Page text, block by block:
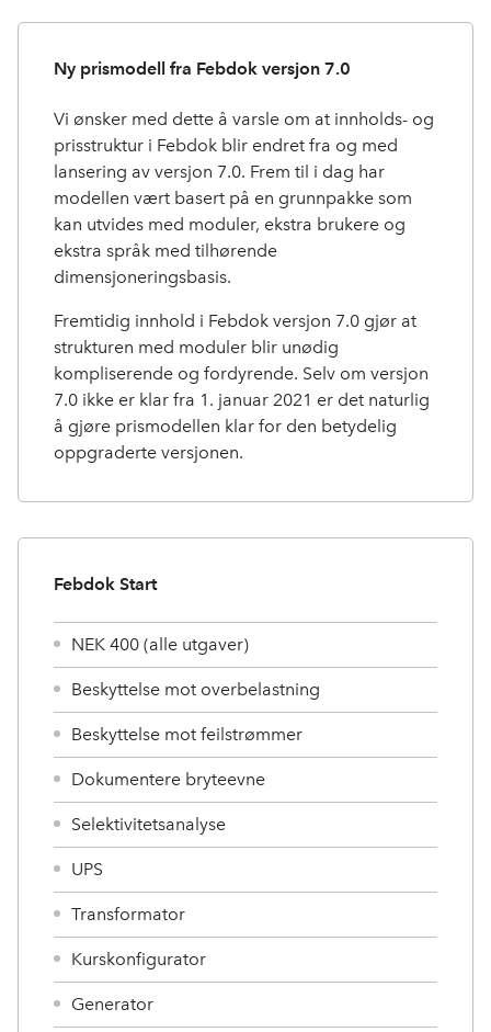
Ny prismodell fra Febdok versjon 7.0
Vi ønsker med dette å varsle om at innholds- og
prisstruktur i Febdok blir endret fra og med
lansering av versjon 7.0. Frem til i dag har
modellen vært basert på en grunnpakke som
kan utvides med moduler, ekstra brukere og
ekstra språk med tilhørende
dimensjoneringsbasis.
Fremtidig innhold i Febdok versjon 7.0 gjør at
strukturen med moduler blir unødig
kompliserende og fordyrende. Selv om versjon
7.0 ikke er klar fra 1. januar 2021 er det naturlig
å gjøre prismodellen klar for den betydelig
oppgraderte versjonen.
Febdok Start
NEK 400 (alle utgaver)
Beskyttelse mot overbelastning
Beskyttelse mot feilstrømmer
Dokumentere bryteevne
Selektivitetsanalyse
UPS
Transformator
Kurskonfigurator
Generator